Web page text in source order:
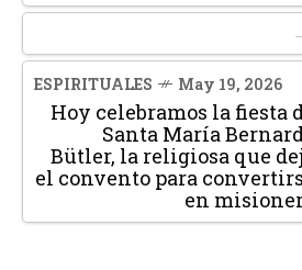
ESPIRITUALES May 19, 2026
Hoy celebramos la fiesta
Santa María
Bütler, la religiosa que
el convento para
en